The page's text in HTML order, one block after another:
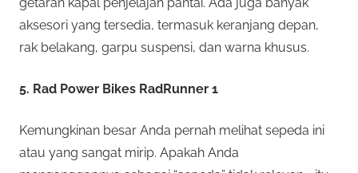
aksesori yang tersedia, termasuk keranjang depan,
rak belakang, garpu suspensi, dan warna khusus.
5. Rad Power Bikes RadRunner 1
Kemungkinan besar Anda pernah melihat sepeda ini
atau yang sangat mirip. Apakah Anda